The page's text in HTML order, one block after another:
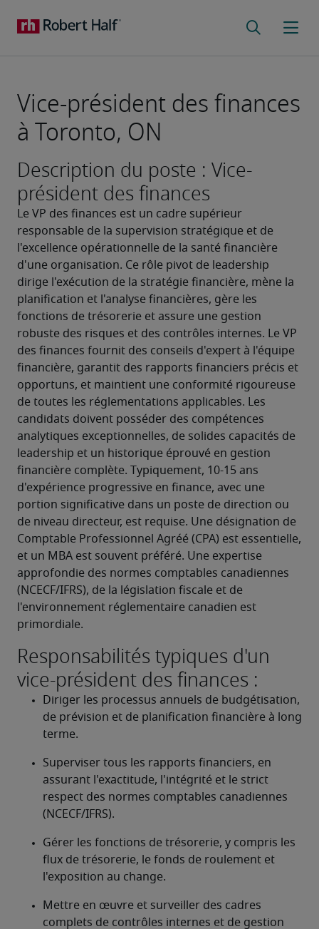
Vice-président des finances
à Toronto, ON
Description du poste : Vice-
président des finances
Le VP des finances est un cadre supérieur
responsable de la supervision stratégique et de
l'excellence opérationnelle de la santé financière
d'une organisation. Ce rôle pivot de leadership
dirige l'exécution de la stratégie financière, mène la
planification et l'analyse financières, gère les
fonctions de trésorerie et assure une gestion
robuste des risques et des contrôles internes. Le VP
des finances fournit des conseils d'expert à l'équipe
financière, garantit des rapports financiers précis et
opportuns, et maintient une conformité rigoureuse
de toutes les réglementations applicables. Les
candidats doivent posséder des compétences
analytiques exceptionnelles, de solides capacités de
leadership et un historique éprouvé en gestion
financière complète. Typiquement, 10-15 ans
d'expérience progressive en finance, avec une
portion significative dans un poste de direction ou
de niveau directeur, est requise. Une désignation de
Comptable Professionnel Agréé (CPA) est essentielle,
et un MBA est souvent préféré. Une expertise
approfondie des normes comptables canadiennes
(NCECF/IFRS), de la législation fiscale et de
l'environnement réglementaire canadien est
primordiale.
Responsabilités typiques d'un
vice-président des finances :
Diriger les processus annuels de budgétisation,
de prévision et de planification financière à long
terme.
Superviser tous les rapports financiers, en
assurant l'exactitude, l'intégrité et le strict
respect des normes comptables canadiennes
(NCECF/IFRS).
Gérer les fonctions de trésorerie, y compris les
flux de trésorerie, le fonds de roulement et
l'exposition au change.
Mettre en œuvre et surveiller des cadres
complets de contrôles internes et de gestion